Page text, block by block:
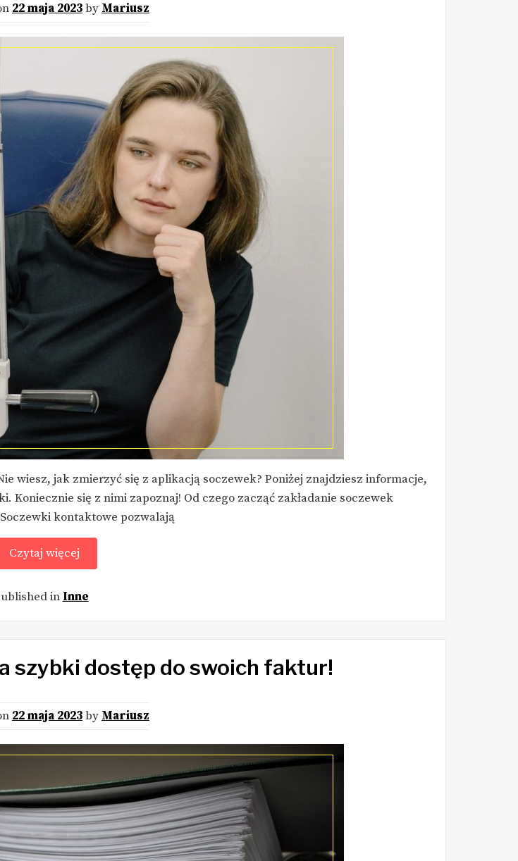
22 maja 2023by Mariusz
wiesz, jak zmierzyć się z aplikacją soczewek? Poniżej znajdziesz informacje,
Koniecznie się z nimi zapoznaj! Od czego zacząć zakładanie soczewek
kontaktowe pozwalają
Czytaj więcej
in Inne
szybki dostęp do swoich faktur!
22 maja 2023by Mariusz